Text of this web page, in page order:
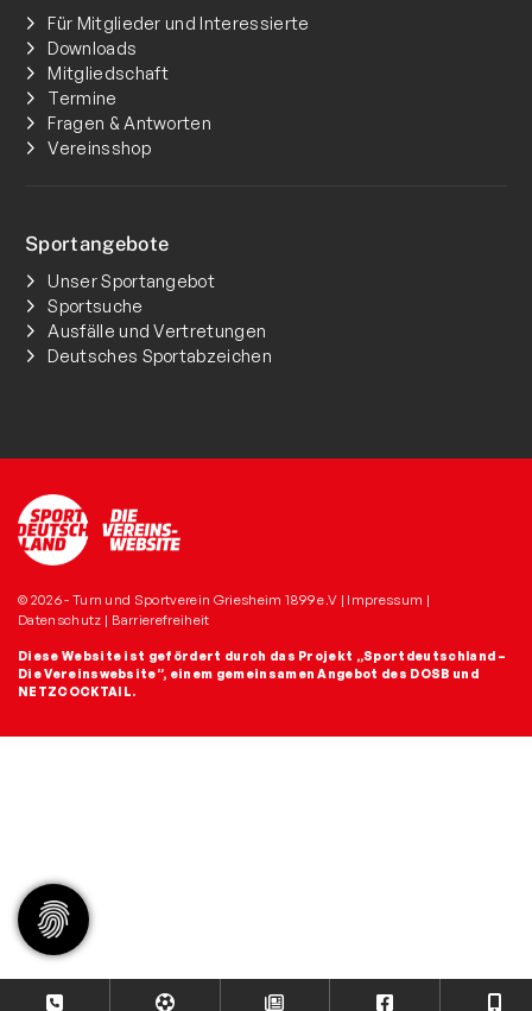
Für Mitglieder und Interessierte
Downloads
Mitgliedschaft
Termine
Fragen & Antworten
Vereinsshop
Sportangebote
Unser Sportangebot
Sportsuche
Ausfälle und Vertretungen
Deutsches Sportabzeichen
© 2026 - Turn und Sportverein Griesheim 1899 e.V | Impressum |
Datenschutz | Barrierefreiheit
Diese Website ist gefördert durch das Projekt „Sportdeutschland –
Die Vereinswebsite”, einem gemeinsamen Angebot des DOSB und
NETZCOCKTAIL.